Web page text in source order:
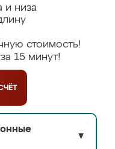
и низа
стоимость!
15 минут!
▼